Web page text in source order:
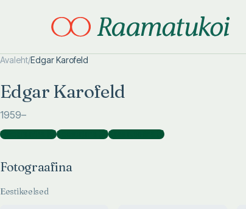
Avaleht/Edgar Karofeld
Edgar Karofeld
1959–
Fotograafina )Koostajana )Kaasautorina )
Fotograafina
Eestikeelsed